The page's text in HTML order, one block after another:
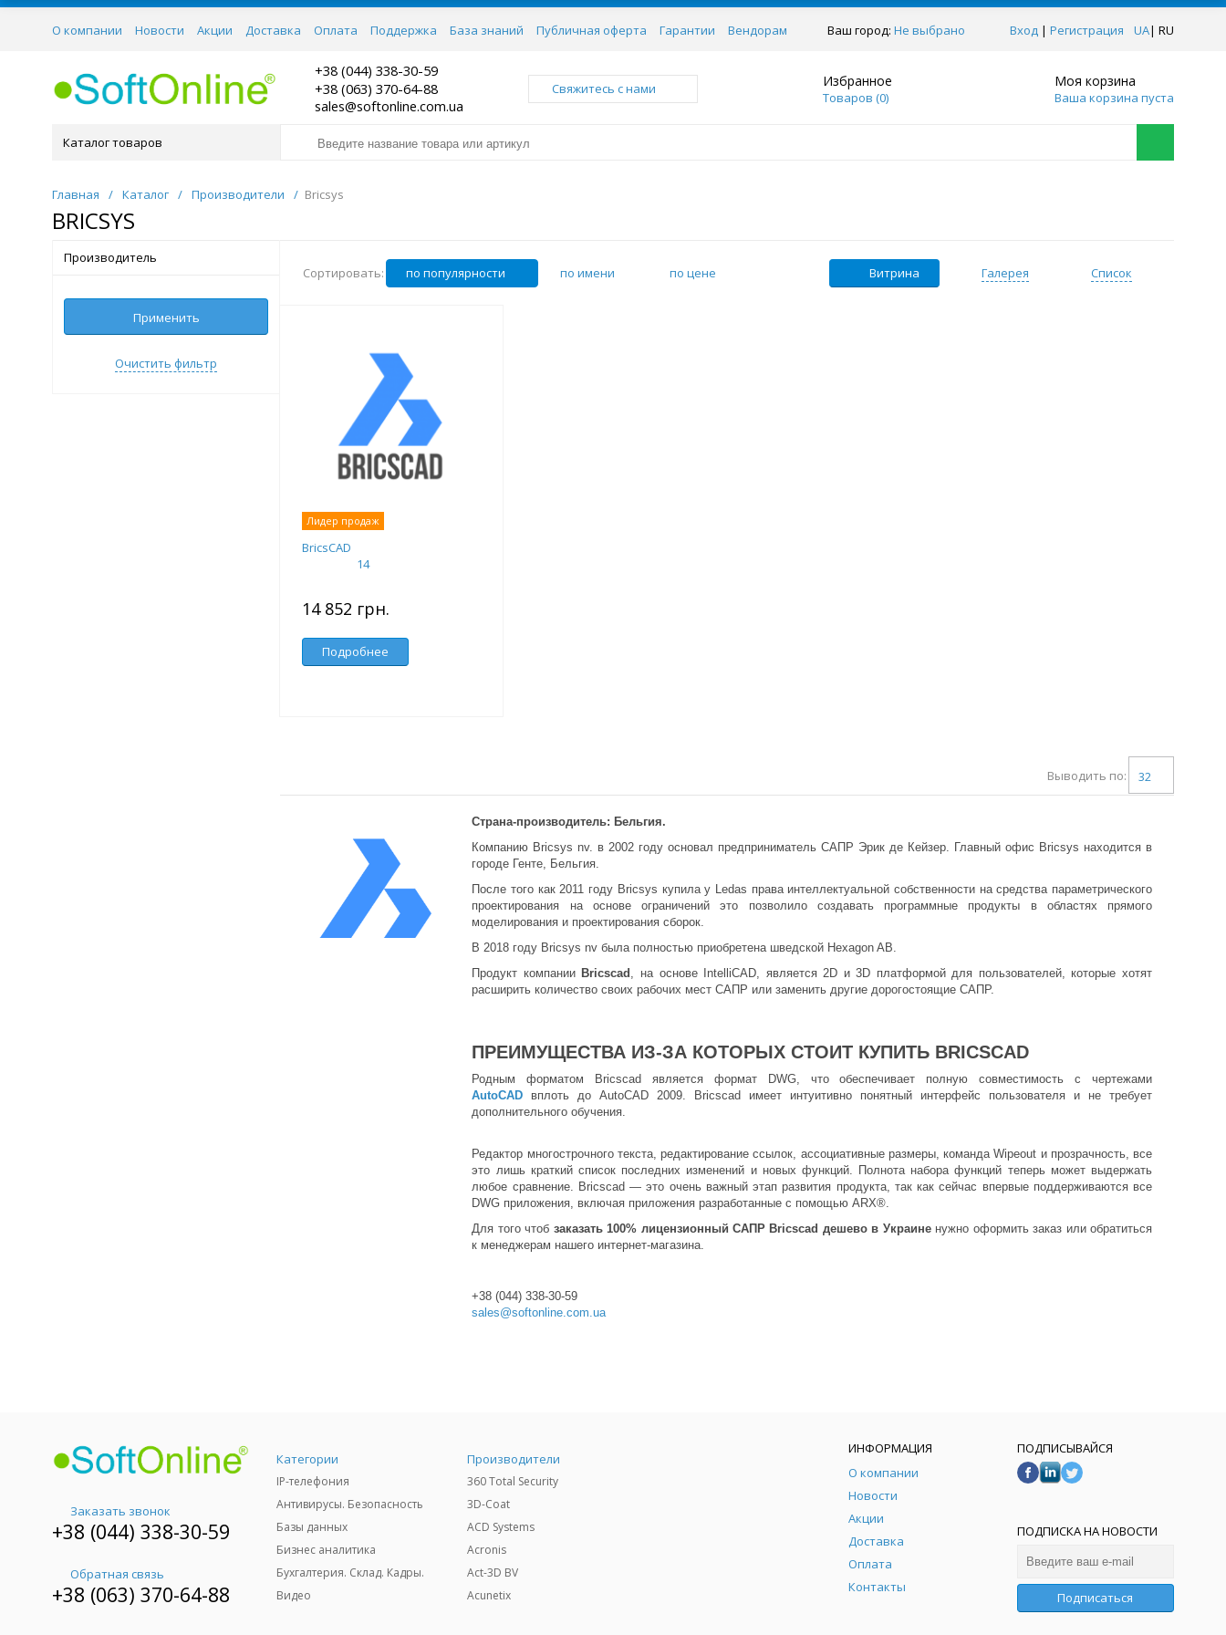
Ваш город: Не выбрано Вход | Регистрация UA| RU
О компании Новости Акции Доставка Оплата Поддержка База знаний Публичная оферта Гарантии
Вендорам
+38 (044) 338-30-59
+38 (063) 370-64-88
sales@softonline.com.ua
Свяжитесь с нами Избранное
Товаров (0)
Моя корзина
Ваша корзина пуста
Каталог товаров
Главная / Каталог / Производители / Bricsys
BRICSYS
Производитель
Применить
Очистить фильтр
Список
Галерея
Витрина
Сортировать: по популярности по имени по цене
Лидер продаж
BricsCAD
14
14 852 грн.
Подробнее
Выводить по: 32
Страна-производитель: Бельгия.
Компанию Bricsys nv. в 2002 году основал предприниматель САПР Эрик де Кейзер. Главный офис Bricsys находится в
городе Генте, Бельгия.
После того как 2011 году Bricsys купила у Ledas права интеллектуальной собственности на средства параметрического
проектирования на основе ограничений это позволило создавать программные продукты в областях прямого
моделирования и проектирования сборок.
В 2018 году Bricsys nv была полностью приобретена шведской Hexagon AB.
Продукт компании Bricscad , на основе IntelliCAD, является 2D и 3D платформой для пользователей, которые хотят
расширить количество своих рабочих мест САПР или заменить другие дорогостоящие САПР.
ПРЕИМУЩЕСТВА ИЗ-ЗА КОТОРЫХ СТОИТ КУПИТЬ BRICSCAD
Родным форматом Bricscad является формат DWG, что обеспечивает полную совместимость с чертежами
AutoCAD
вплоть до AutoCAD 2009. Bricscad имеет интуитивно понятный интерфейс пользователя и не требует
дополнительного обучения.
Редактор многострочного текста, редактирование ссылок, ассоциативные размеры, команда Wipeout и прозрачность, все
это лишь краткий список последних изменений и новых функций. Полнота набора функций теперь может выдержать
любое сравнение. Bricscad — это очень важный этап развития продукта, так как сейчас впервые поддерживаются все
DWG приложения, включая приложения разработанные с помощью ARX®.
Для того чтоб заказать 100% лицензионный САПР Bricscad дешево в Украиненужно оформить заказ или обратиться
к менеджерам нашего интернет-магазина.
+38 (044) 338-30-59
sales@softonline.com.ua
Заказать звонок
+38 (044) 338-30-59
Обратная связь
+38 (063) 370-64-88
Категории
IP-телефония
Антивирусы. Безопасность
Базы данных
Бизнес аналитика
Бухгалтерия. Склад. Кадры.
Видео
Производители
360 Total Security
3D-Coat
ACD Systems
Acronis
Act-3D BV
Acunetix
ИНФОРМАЦИЯ
О компании
Новости
Акции
Доставка
Оплата
Контакты
ПОДПИСЫВАЙСЯ
ПОДПИСКА НА НОВОСТИ
Подписаться